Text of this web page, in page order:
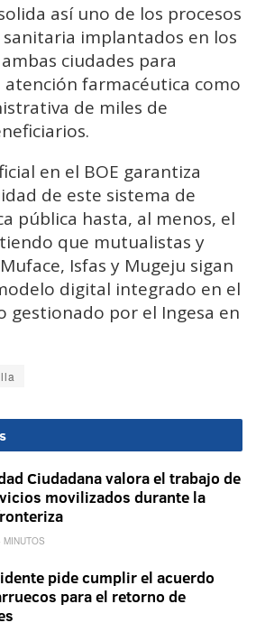
así uno de los procesos
implantados en los
ciudades para
farmacéutica como
de miles de
en el BOE garantiza
de este sistema de
pública hasta, al menos, el
que mutualistas y
Isfas y Mugeju sigan
digital integrado en el
gestionado por el Ingesa en
Ciudadana valora el trabajo de
movilizados durante la
MINUTOS
pide cumplir el acuerdo
para el retorno de